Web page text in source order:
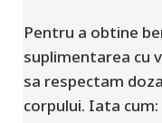
Pentru a obtine
suplimentarea cu
sa respectam
corpului. Iata cum: